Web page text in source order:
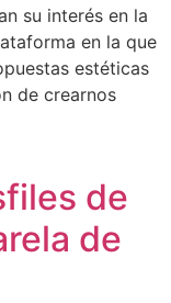
su interés en la
en la que
estéticas
de crearnos
de
de